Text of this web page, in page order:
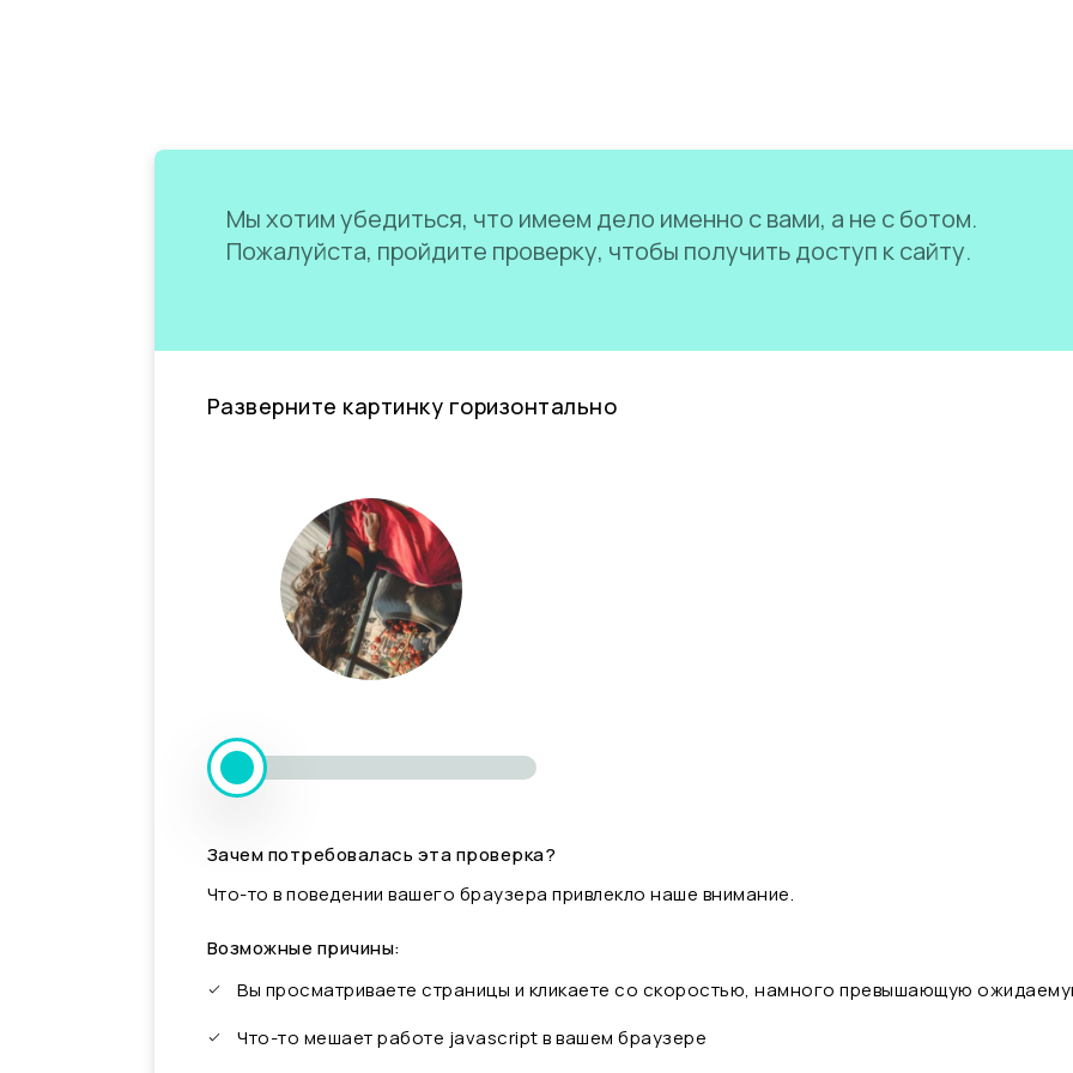
Мы хотим убедиться, что имеем дело именно с вами, а не с ботом.
Пожалуйста, пройдите проверку, чтобы получить доступ к сайту.
Разверните картинку горизонтально
Зачем потребовалась эта проверка?
Что-то в поведении вашего браузера привлекло наше внимание.
Возможные причины:
Вы просматриваете страницы и кликаете со скоростью, намного превышающую
Что-то мешает работе javascript в вашем браузере